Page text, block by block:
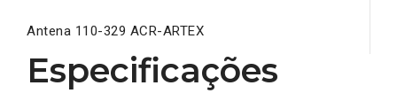
Antena 110-329 ACR-ARTEX
Especificações